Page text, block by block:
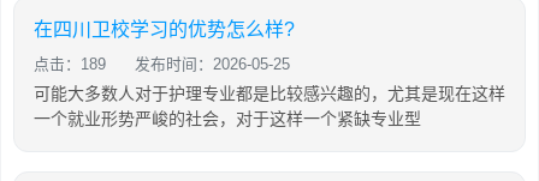
在四川卫校学习的优势怎么样?
点击：189 发布时间：2026-05-25
可能大多数人对于护理专业都是比较感兴趣的，尤其是现在这样
一个就业形势严峻的社会，对于这样一个紧缺专业型